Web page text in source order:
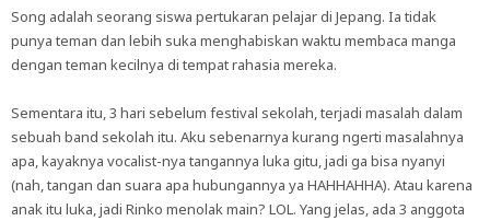
Song adalah seorang siswa pertukaran pelajar di Jepang. Ia tidak
punya teman dan lebih suka menghabiskan waktu membaca manga
dengan teman kecilnya di tempat rahasia mereka.
Sementara itu, 3 hari sebelum festival sekolah, terjadi masalah dalam
sebuah band sekolah itu. Aku sebenarnya kurang ngerti masalahnya
apa, kayaknya vocalist-nya tangannya luka gitu, jadi ga bisa nyanyi
(nah, tangan dan suara apa hubungannya ya HAHHAHHA). Atau karena
anak itu luka, jadi Rinko menolak main? LOL. Yang jelas, ada 3 anggota